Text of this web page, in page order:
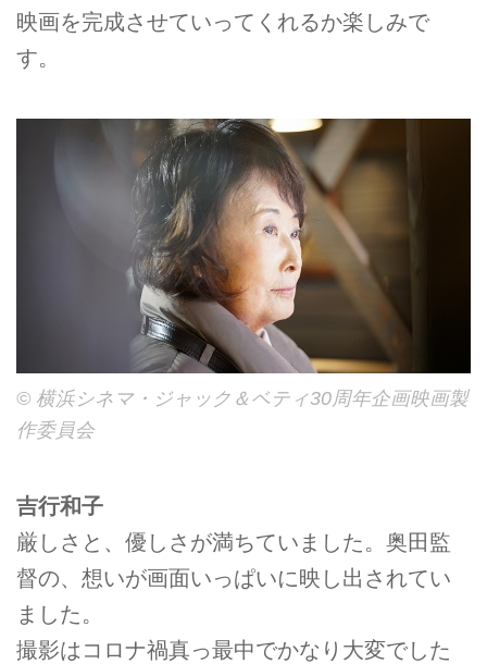
映画を完成させていってくれるか楽しみで
す。
©︎ 横浜シネマ・ジャック＆ベティ30周年企画映画製
作委員会
吉行和子
厳しさと、優しさが満ちていました。奥田監
督の、想いが画面いっぱいに映し出されてい
ました。
撮影はコロナ禍真っ最中でかなり大変でした